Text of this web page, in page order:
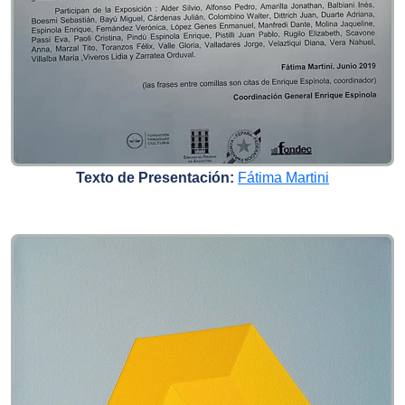
Texto de Presentación: Fátima Martini